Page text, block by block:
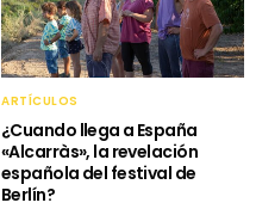
ARTÍCULOS
¿Cuando llega a España
«Alcarràs», la revelación
española del festival de
Berlín?